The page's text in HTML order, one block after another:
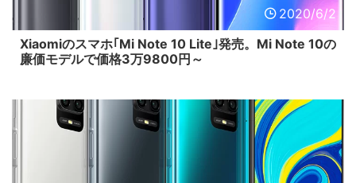
2020/6/2
Xiaomiのスマホ｢Mi Note 10 Lite｣発売。Mi Note 10の
廉価モデルで価格3万9800円～